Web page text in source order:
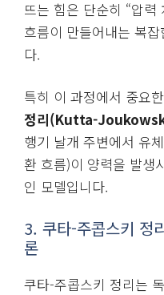
뜨는 힘은 단순히 “압력
흐름이 만들어내는 복
다.
특히 이 과정에서 중요
정리(Kutta-
행기 날개 주변에서 유
환 흐름)이 양력을 발생
인 모델입니다.
3. 쿠타-주콥스키 정
론
쿠타-주콥스키 정리는